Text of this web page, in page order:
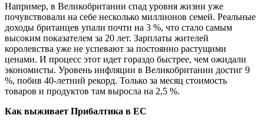
Например, в Великобритании спад уровня жизни уже
почувствовали на себе несколько миллионов семей. Реальные
доходы британцев упали почти на 3 %, что стало самым
высоким показателем за 20 лет. Зарплаты жителей
королевства уже не успевают за постоянно растущими
ценами. И процесс этот идет гораздо быстрее, чем ожидали
экономисты. Уровень инфляции в Великобритании достиг 9
%, побив 40-летний рекорд. Только за месяц стоимость
товаров и продуктов там выросла на 2,5 %.
Как выживает Прибалтика в ЕС